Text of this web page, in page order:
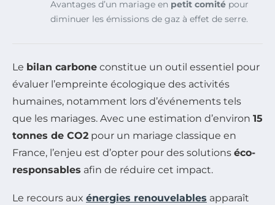
Avantages d’un mariage en petit comité pour
diminuer les émissions de gaz à effet de serre.
Le bilan carbone constitue un outil essentiel pour
évaluer l’empreinte écologique des activités
humaines, notamment lors d’événements tels
que les mariages. Avec une estimation d’environ 15
tonnes de CO2 pour un mariage classique en
France, l’enjeu est d’opter pour des solutions éco-
responsables afin de réduire cet impact.
Le recours aux énergies renouvelables apparaît